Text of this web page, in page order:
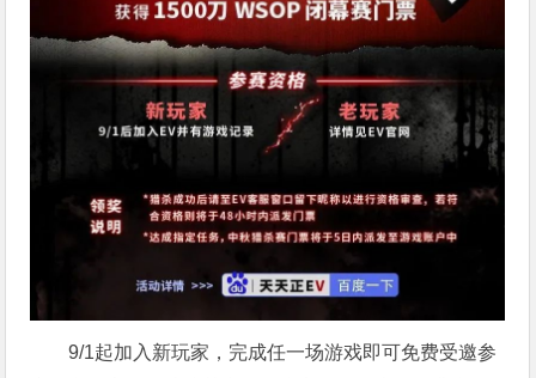
9/1起加入新玩家，完成任一场游戏即可免费受邀参